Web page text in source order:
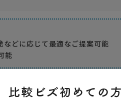
などに応じて最適なご提案可能
能
デザイン料金
会社特色